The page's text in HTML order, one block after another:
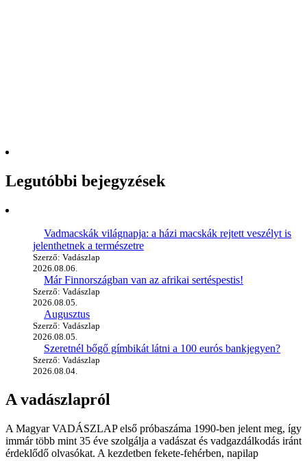
Legutóbbi bejegyzések
Vadmacskák világnapja: a házi macskák rejtett veszélyt is
jelenthetnek a természetre
Szerző: Vadászlap
2026.08.06.
Már Finnországban van az afrikai sertéspestis!
Szerző: Vadászlap
2026.08.05.
Augusztus
Szerző: Vadászlap
2026.08.05.
Szeretnél bőgő gímbikát látni a 100 eurós bankjegyen?
Szerző: Vadászlap
2026.08.04.
A vadászlapról
A Magyar VADÁSZLAP első próbaszáma 1990-ben jelent meg, így
immár több mint 35 éve szolgálja a vadászat és vadgazdálkodás iránt
érdeklődő olvasókat. A kezdetben fekete-fehérben, napilap